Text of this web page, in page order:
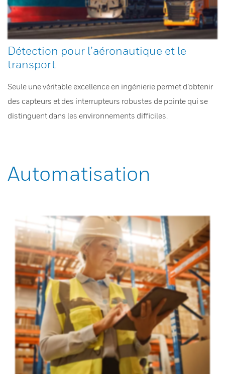
Détection pour l’aéronautique et le
transport
Seule une véritable excellence en ingénierie permet d’obtenir
des capteurs et des interrupteurs robustes de pointe qui se
distinguent dans les environnements difficiles.
Automatisation